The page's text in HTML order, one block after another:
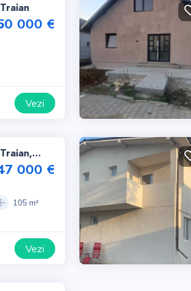
000 €
Vezi
000 €
105 m²
Vezi